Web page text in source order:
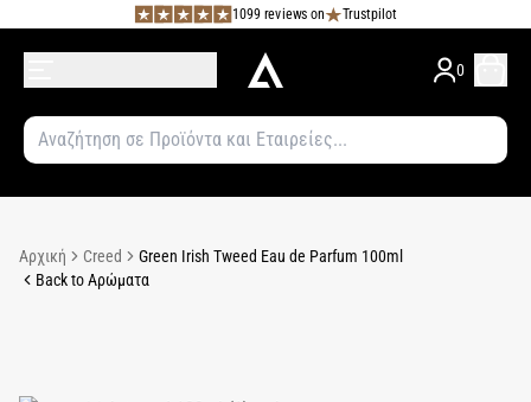
1099 reviews on Trustpilot
0
Αρχική Creed
Green Irish Tweed Eau de Parfum 100ml
Back to Αρώματα